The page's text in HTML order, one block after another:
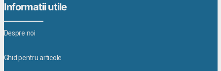
Informatii utile
Despre noi
Ghid pentru articole